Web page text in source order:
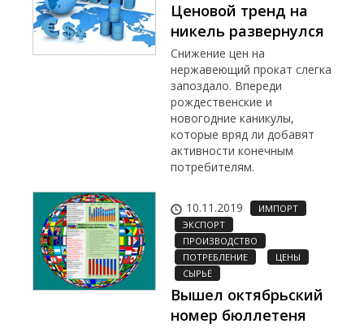
Ценовой тренд на
никель развернулся
Снижение цен на
нержавеющий прокат слегка
запоздало. Впереди
рождественские и
новогодние каникулы,
которые вряд ли добавят
активности конечным
потребителям.
10.11.2019
ИМПОРТ
ЭКСПОРТ
ПРОИЗВОДСТВО
ПОТРЕБЛЕНИЕ
ЦЕНЫ
СЫРЬЁ
Вышел октябрьский
номер бюллетеня